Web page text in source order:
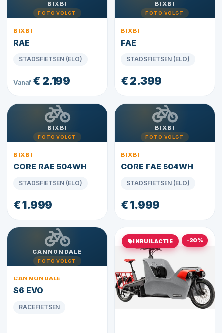
BIXBI
FOTO VOLGT
BIXBI
RAE
STADSFIETSEN (ELO)
Vanaf€ 2.199
BIXBI
FOTO VOLGT
BIXBI
FAE
STADSFIETSEN (ELO)
€ 2.399
BIXBI
FOTO VOLGT
BIXBI
CORE RAE 504WH
STADSFIETSEN (ELO)
€ 1.999
BIXBI
FOTO VOLGT
BIXBI
CORE FAE 504WH
STADSFIETSEN (ELO)
€ 1.999
CANNONDALE
FOTO VOLGT
CANNONDALE
S6 EVO
RACEFIETSEN
INRUILACTIE -20%